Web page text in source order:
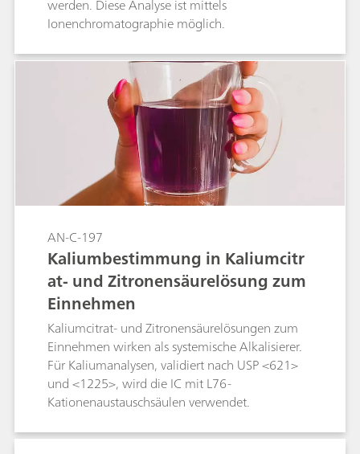
werden. Diese Analyse ist mittels
Ionenchromatographie möglich.
AN-C-197
Kaliumbestimmung in Kaliumcitr
at- und Zitronensäurelösung zum
Einnehmen
Kaliumcitrat- und Zitronensäurelösungen zum
Einnehmen wirken als systemische Alkalisierer.
Für Kaliumanalysen, validiert nach USP <621>
und <1225>, wird die IC mit L76-
Kationenaustauschsäulen verwendet.